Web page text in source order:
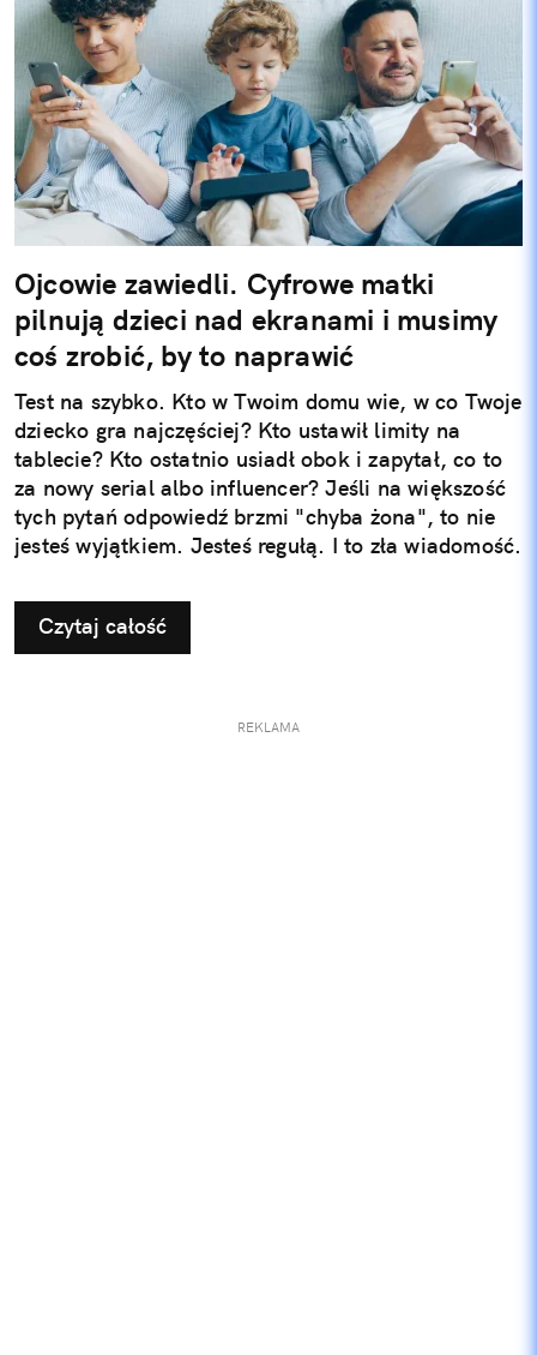
Ojcowie zawiedli. Cyfrowe matki
pilnują dzieci nad ekranami i musimy
coś zrobić, by to naprawić
Test na szybko. Kto w Twoim domu wie, w co Twoje
dziecko gra najczęściej? Kto ustawił limity na
tablecie? Kto ostatnio usiadł obok i zapytał, co to
za nowy serial albo influencer? Jeśli na większość
tych pytań odpowiedź brzmi "chyba żona", to nie
jesteś wyjątkiem. Jesteś regułą. I to zła wiadomość.
Czytaj całość
REKLAMA